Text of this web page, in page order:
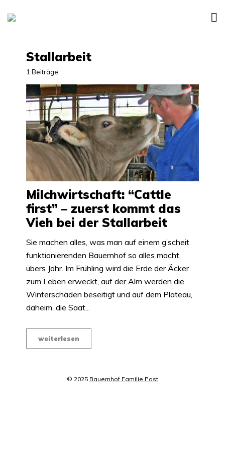
Stallarbeit
1 Beiträge
Milchwirtschaft: “Cattle
first” – zuerst kommt das
Vieh bei der Stallarbeit
Sie machen alles, was man auf einem g’scheit
funktionierenden Bauernhof so alles macht,
übers Jahr. Im Frühling wird die Erde der Äcker
zum Leben erweckt, auf der Alm werden die
Winterschäden beseitigt und auf dem Plateau,
daheim, die Saat...
weiterlesen
© 2025 Bauernhof Familie Post